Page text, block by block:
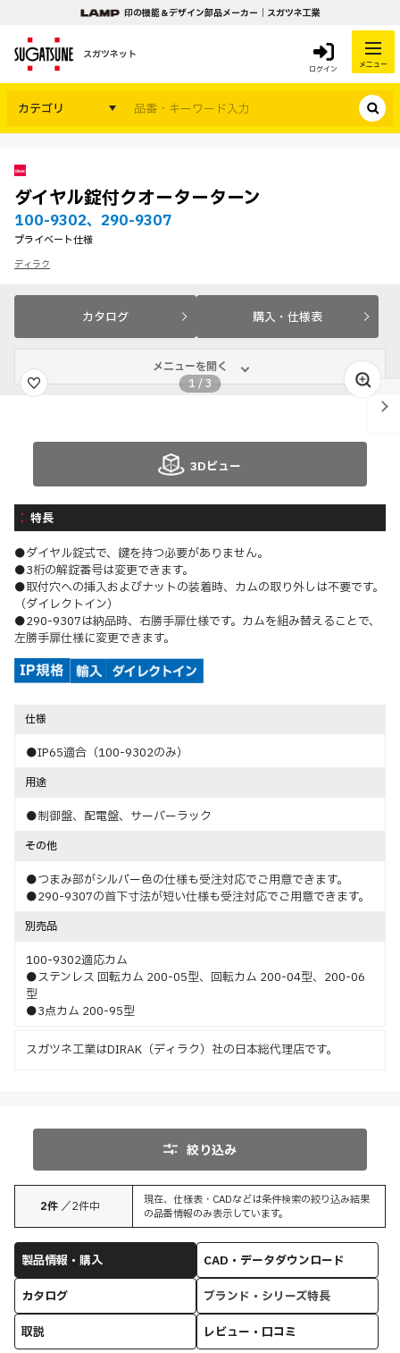
印の機能＆デザイン部品メーカー｜スガツネ工業
スガツネット
ログイン メニュー
カテゴリ
ダイヤル錠付クオーターターン
100-9302、290-9307
プライベート仕様
ディラク
カタログ 購入・仕様表
メニューを開く
1 /3
3Dビュー
特長
●ダイヤル錠式で、鍵を持つ必要がありません。
●3桁の解錠番号は変更できます。
●取付穴への挿入およびナットの装着時、カムの取り外しは不要です。
（ダイレクトイン）
●290-9307は納品時、右勝手扉仕様です。カムを組み替えることで、
左勝手扉仕様に変更できます。
仕様
●IP65適合（100-9302のみ）
用途
●制御盤、配電盤、サーバーラック
その他
●つまみ部がシルバー色の仕様も受注対応でご用意できます。
●290-9307の首下寸法が短い仕様も受注対応でご用意できます。
別売品
100-9302適応カム
●ステンレス 回転カム 200-05型、回転カム 200-04型、200-06
型
●3点カム 200-95型
スガツネ工業はDIRAK（ディラク）社の日本総代理店です。
絞り込み
2件 ／2件中
現在、仕様表・CADなどは条件検索の絞り込み結果
の品番情報のみ表示しています。
製品情報・購入
CAD・データダウンロード
カタログ
ブランド・シリーズ特長
取説
レビュー・口コミ